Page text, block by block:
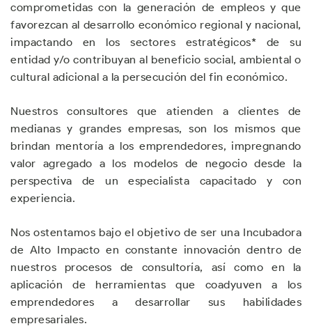
comprometidas con la generación de empleos y que
favorezcan al desarrollo económico regional y nacional,
impactando en los sectores estratégicos* de su
entidad y/o contribuyan al beneficio social, ambiental o
cultural adicional a la persecución del fin económico.
Nuestros consultores que atienden a clientes de
medianas y grandes empresas, son los mismos que
brindan mentoría a los emprendedores, impregnando
valor agregado a los modelos de negocio desde la
perspectiva de un especialista capacitado y con
experiencia.
Nos ostentamos bajo el objetivo de ser una Incubadora
de Alto Impacto en constante innovación dentro de
nuestros procesos de consultoría, así como en la
aplicación de herramientas que coadyuven a los
emprendedores a desarrollar sus habilidades
empresariales.